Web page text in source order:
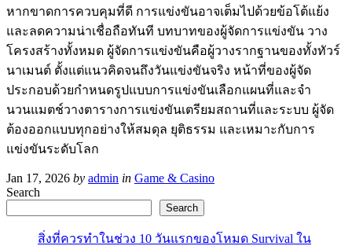
หากขาดการควบคุมที่ดี การแข่งขันอาจเต็มไปด้วยข้อโต้แย้ง
และลดความน่าเชื่อถือทันที บทบาทของผู้จัดการแข่งขัน วาง
โครงสร้างทั้งหมด ผู้จัดการแข่งขันคือผู้วางรากฐานของทั้งทัวร์
นาเมนต์ ตั้งแต่แนวคิดจนถึงวันแข่งขันจริง หน้าที่ของผู้จัด
ประกอบด้วยกำหนดรูปแบบการแข่งขันเลือกแผนที่และจำ
นวนแมตช์วางตารางการแข่งขันเตรียมสถานที่และระบบ ผู้จัด
ต้องออกแบบทุกอย่างให้สมดุล ยุติธรรม และเหมาะกับการ
แข่งขันระดับโลก
Jan 17, 2026 by admin in Game & Casino
Search
Search
สิ่งที่ควรทำในช่วง 10 วันแรกของโหมด Survival ใน